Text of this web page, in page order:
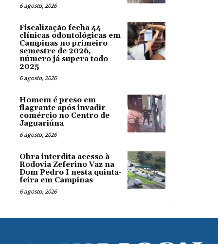
6 agosto, 2026
Fiscalização fecha 44
clínicas odontológicas em
Campinas no primeiro
semestre de 2026,
número já supera todo
2025
6 agosto, 2026
Homem é preso em
flagrante após invadir
comércio no Centro de
Jaguariúna
6 agosto, 2026
Obra interdita acesso à
Rodovia Zeferino Vaz na
Dom Pedro I nesta quinta-
feira em Campinas
6 agosto, 2026